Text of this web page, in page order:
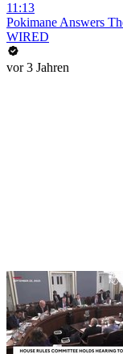
11:13
Pokimane Answers
WIRED
vor 3 Jahren